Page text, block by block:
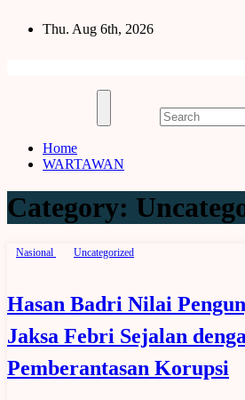
Thu. Aug 6th, 2026
Home
WARTAWAN
Category:
Nasional Uncategorized
Hasan Badri Nilai
Jaksa Febri Sejalan
Pemberantasan Korupsi